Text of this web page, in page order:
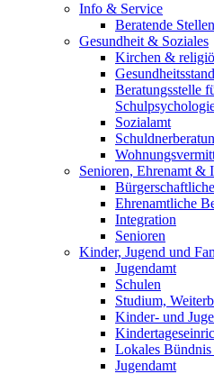
Info & Service
Beratende Stellen
Gesundheit & Soziales
Kirchen &
Beratungsstelle
Sozialamt
Senioren, Ehrenamt &
Ehrenamtliche
Integration
Senioren
Kinder, Jugend und
Jugendamt
Schulen
Studium,
Kinder- und
Lokales
Jugendamt